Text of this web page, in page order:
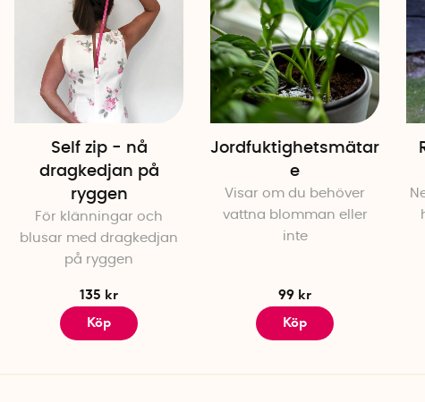
Self zip - nå
dragkedjan på
ryggen
För klänningar och
blusar med dragkedjan
på ryggen
135 kr
Köp
Jordfuktighetsmätar
e
Visar om du behöver
vattna blomman eller
inte
99 kr
Köp